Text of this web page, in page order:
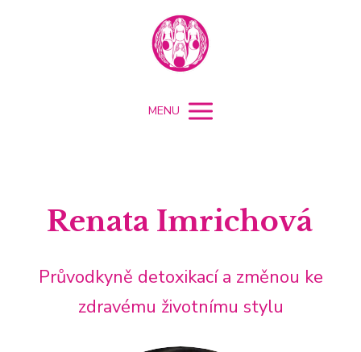
MENU
Renata Imrichová
Průvodkyně detoxikací a změnou ke
zdravému životnímu stylu